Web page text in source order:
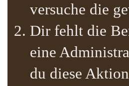
versuche die
Dir fehlt die
eine
du diese